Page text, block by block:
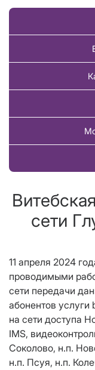
сети
11 апреля 2024
проводимыми
сети передачи
абонентов услуги
на сети доступа
IMS,
Соколово, н.п.
н.п. Псуя, н.п.